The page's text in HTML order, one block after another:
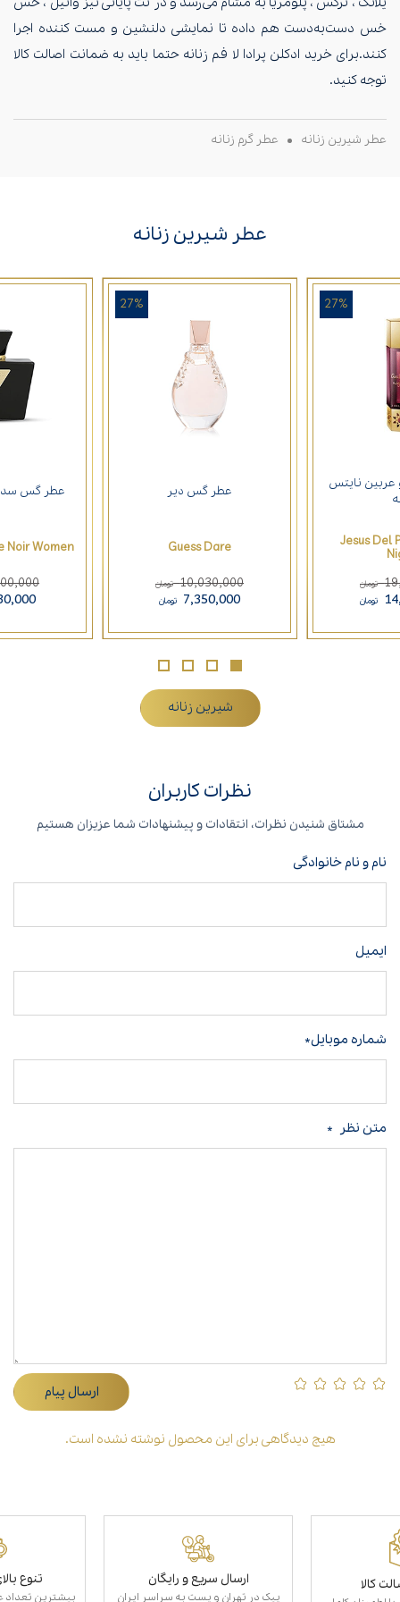
خس دست‌به‌دست هم داده تا نمایشی دلنشین و مست کننده اجرا
کنند.برای خرید ادکلن پرادا لا فم زنانه حتما باید به ضمانت اصالت کالا
توجه کنید.
عطر شیرین زنانه عطر گرم زنانه
عطر شیرین زنانه
27%
نایتس
Jesus Del
تومان
تومان
27%
عطر گس دیر
Guess Dare
10,030,000 تومان
7,350,000 تومان
عطر گس
Noir Women
شیرین زنانه
نظرات کاربران
مشتاق شنیدن نظرات، انتقادات و پیشنهادات شما عزیزان هستیم
نام و نام خانوادگی
ایمیل
شماره موبایل*
متن نظر *
ارسال پیام
هیچ دیدگاهی برای این محصول نوشته نشده است.
کالا ارسال سریع و رایگان
پیک در تهران و پست به سراسر ایران
تنوع
بیشترین تعداد